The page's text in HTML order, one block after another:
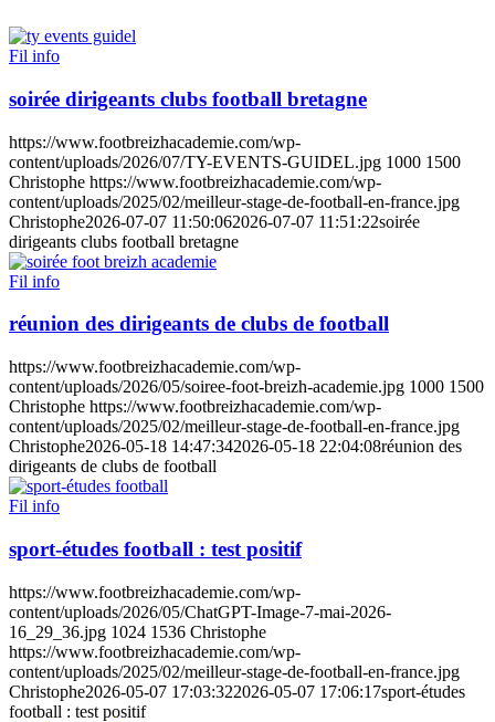
Fil info
soirée dirigeants clubs football bretagne
https://www.footbreizhacademie.com/wp-
content/uploads/2026/07/TY-EVENTS-GUIDEL.jpg 1000 1500
Christophe https://www.footbreizhacademie.com/wp-
content/uploads/2025/02/meilleur-stage-de-football-en-france.jpg
Christophe2026-07-07 11:50:062026-07-07 11:51:22soirée
dirigeants clubs football bretagne
Fil info
réunion des dirigeants de clubs de football
https://www.footbreizhacademie.com/wp-
content/uploads/2026/05/soiree-foot-breizh-academie.jpg 1000 1500
Christophe https://www.footbreizhacademie.com/wp-
content/uploads/2025/02/meilleur-stage-de-football-en-france.jpg
Christophe2026-05-18 14:47:342026-05-18 22:04:08réunion des
dirigeants de clubs de football
Fil info
sport-études football : test positif
https://www.footbreizhacademie.com/wp-
content/uploads/2026/05/ChatGPT-Image-7-mai-2026-
16_29_36.jpg 1024 1536 Christophe
https://www.footbreizhacademie.com/wp-
content/uploads/2025/02/meilleur-stage-de-football-en-france.jpg
Christophe2026-05-07 17:03:322026-05-07 17:06:17sport-études
football : test positif